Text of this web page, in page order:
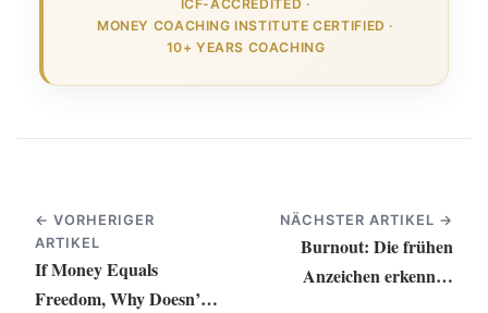
ICF-ACCREDITED ·
MONEY COACHING INSTITUTE CERTIFIED ·
10+ YEARS COACHING
← VORHERIGER
ARTIKEL
If Money Equals
Freedom, Why Doesn’t
NÄCHSTER ARTIKEL →
Burnout: Die frühen
Anzeichen erkennen